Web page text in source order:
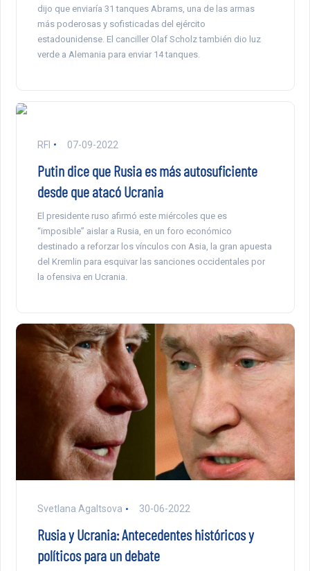
dijo que enviaría 31 tanques Abrams, una de las armas
más poderosas y sofisticadas del ejército
estadounidense. El canciller Olaf Scholz también dio luz
verde a Alemania para enviar 14 tanques.
RFI 07-09-2022
Putin dice que Rusia es más autosuficiente
desde que atacó Ucrania
El presidente ruso afirmó este miércoles que es
“imposible” aislar a Rusia, en un foro económico
destinado a reforzar los vínculos con Asia, la gran apuesta
del Kremlin para esquivar las sanciones occidentales por
la ofensiva en Ucrania.
Svetlana Agaltsova 30-06-2022
Rusia y Ucrania: Antecedentes históricos y
políticos para un debate